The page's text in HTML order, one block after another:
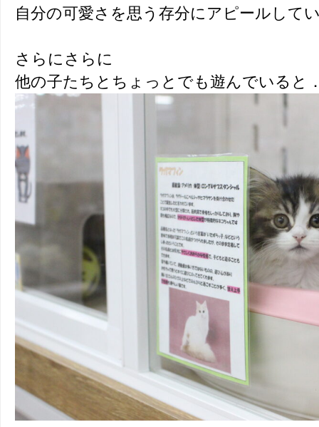
自分の可愛さを思う存分にアピールして
さらにさらに
他の子たちとちょっとでも遊んでいると